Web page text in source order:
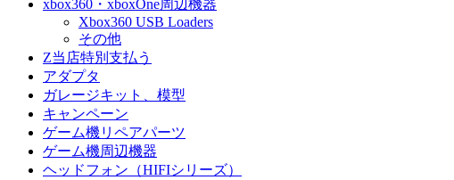
xbox360・xboxOne周辺機器
Xbox360 USB Loaders
その他
Z当店特別支払う
アダプタ
ガレージキット、模型
キャンペーン
ゲーム機リペアパーツ
ゲーム機周辺機器
ヘッドフォン（HIFIシリーズ）